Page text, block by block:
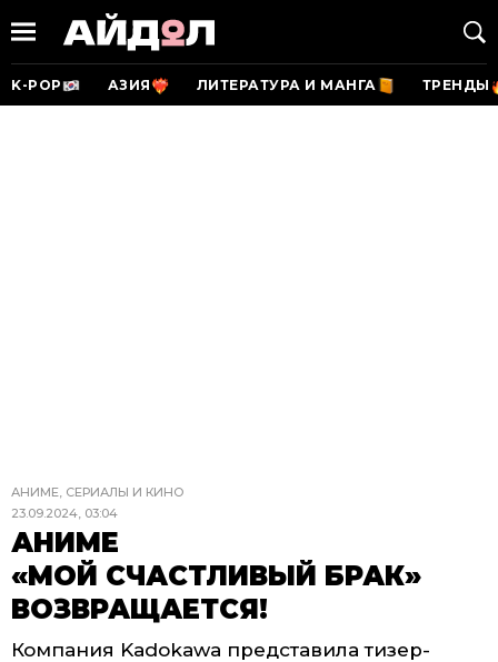
K-POP АЗИЯ ЛИТЕРАТУРА И МАНГА ТРЕНДЫ
АНИМЕ, СЕРИАЛЫ И КИНО
23.09.2024, 03:04
АНИМЕ
«МОЙ СЧАСТЛИВЫЙ БРАК»
ВОЗВРАЩАЕТСЯ!
Компания Kadokawa представила тизер-